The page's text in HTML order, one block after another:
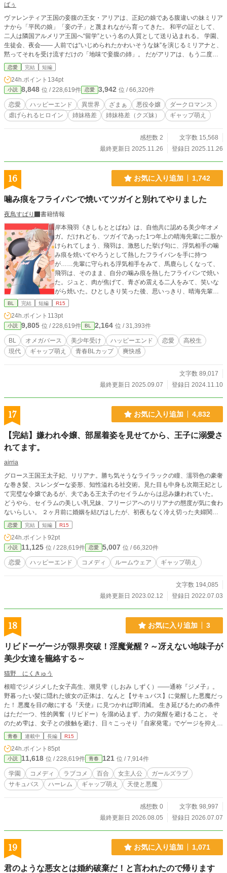
ばぅ
ヴァレンティア王国の妾腹の王女・アリアは、正妃の娘である腹違いの妹ミリア
ナから「平民の娘」「妾の子」と蔑まれながら育ってきた。 和平の証として、
二人は隣国アルメリア王国へ“留学”という名の人質として送り込まれる。 学園、
生徒会、夜会―― 人前では“いじめられたかわいそうな妹”を演じるミリアナと、
黙ってそれを受け流すだけの「地味で妾腹の姉」。 だがアリアは、もう二度と
「予備」として扱われる気はない。 この国で、自分だけの居場所と未来を手に
入れるために、静かに盤上の駒を並べ始める。 華やかな王宮と学園を舞台に、
妾腹の王女が“悪役”の座を引き受けながらも運命を書き換えようとする、少しダ
ークで甘い物語。 ⚫︎カクヨム、なろうにも投稿中
恋愛 完結 短編
24h.ポイント 134pt
小説 8,848 位 / 228,619件 恋愛 3,942 位 / 66,320件
恋愛 ハッピーエンド 異世界 ざまぁ 悪役令嬢
ダークロマンス
虐げられるヒロイン
姉妹格差 姉妹格差（クズ妹） ギャップ萌え
感想数 2
文字数 15,568
最終更新日 2025.11.26
登録日 2025.11.26
16 お気に入り追加 1,742
噛み痕をフライパンで焼いてツガイと別れてやりました
夜鳥すぱり
書籍情報
岸本飛羽《きしもととばね》は、自他共に認める美少年オメ
ガ。だけれども、ツガイであった1つ年上の晴海先輩に二股か
けられてしまう、飛羽は、激怒した挙げ句に、浮気相手の噛
み痕を焼いてやろうとして熱したフライパンを手に持つ
が……先輩に守られる浮気相手をみて、馬鹿らしくなって、
飛羽は、そのまま、自分の噛み痕を熱したフライパンで焼い
た。ジュと、肉が焦げて、青ざめ震える二人をみて、笑いな
がら焼いた。ひとしきり笑った後、思いっきり、晴海先輩に
フライパンを投げてやろうとおもったけど、できなくて、メ
て、「さよなら」ってこの世で一番冷たい声を出した。 ◆本
編完結済み 。いつもながら反応くださる皆様ありがとうござ
いました。読んでもらえて嬉しかったです。 ◆花々緒さんか
らいただいた、表紙絵と８話に挿し絵があります。なんと追
加で色を塗ってくださいました！ありがとうございます。
BL 完結 短編 R15
24h.ポイント 113pt
小説 9,805 位 / 228,619件 BL 2,164 位 / 31,393件
BL オメガバース 美少年受け ハッピーエンド 恋愛
高校生
現代
ギャップ萌え 青春BLカップ​ 爽快感
文字数 89,017
最終更新日 2025.09.07
登録日 2024.11.10
17 お気に入り追加 4,832
【完結】嫌われ令嬢、部屋着姿を見せてから、王子に溺愛さ
れてます。
airria
グロース王国王太子妃、リリアナ。勝ち気そうなライラックの瞳、濡羽色の豪奢
な巻き髪、スレンダーな姿形、知性溢れる社交術。見た目も中身も次期王妃とし
て完璧な令嬢であるが、夫である王太子のセイラムからは忌み嫌われていた。
どうやら、セイラムの美しい乳兄妹、フリージアへのリリアナの態度が気に食わ
ないらしい。 ２ヶ月前に婚姻を結びはしたが、初夜もなく冷え切った夫婦関
係。結婚も仕事の一環としか思えないリリアナは、セイラムと心が通じ合わなく
ても仕方ないし、必要ないと思い、王妃の仕事に邁進していた。 ある日、リリ
アナからのいじめを訴えるフリージアに泣きつかれたセイラムは、リリアナの自
室を電撃訪問。 あまりの剣幕に仕方なく、部屋着のままで対応すると、なんだ
かセイラムの様子がおかしくて… あの、私、自分の時間は大好きな部屋着姿で
だらけて過ごしたいのですが、なぜそんな時に限って頻繁に私の部屋にいらっし
恋愛 完結 短編 R15
24h.ポイント 92pt
小説 11,125 位 / 228,619件 恋愛 5,007 位 / 66,320件
恋愛 ハッピーエンド コメディ ルームウェア ギャップ萌え
文字数 194,085
最終更新日 2023.02.12
登録日 2022.07.03
18 お気に入り追加 3
リビドーゲージが限界突破！淫魔覚醒？～冴えない地味子が
美少女達を籠絡する～
猫野 にくきゅう
根暗でジメジメした女子高生、潮見雫（しおみ しずく）——通称『ジメ子』。
野暮ったい髪に隠れた彼女の正体は、なんと【サキュバス】に覚醒した悪魔だっ
た！ 悪魔を目の敵にする『天使』に見つかれば即消滅。 生き延びるための条件
はただ一つ、性的興奮（リビドー）を溜め込まず、力の覚醒を避けること。 そ
のため雫は、女子との接触を避け、日々こっそり『自家発電』でゲージを抑える
薄氷の日常を送っていた。 しかしある日、クラスのいじめっ子ギャルに脅さ
れ、憧れの完璧超人・美少女生徒会長の「スカートめくり」を強要されてしま
う。 迷い、焦り、限界まで跳ね上がるリビドーゲージ。 そして―― 「……あ
ら、いけない子。学校にそんなハレンチな下着をつけてくるなんて」 ゲージ10
0％突破、完全覚醒。 よわよわジメ子は、超絶肉食サキュバスへと変貌する！
昨日までのいじめっ子も、お堅い会長も、私の愛の虜（奴隷）にしてあげます♪
しかし、調子に乗って力を使っていると天使に見つかるリスクも上昇してしま
青春 連載中 長編 R15
24h.ポイント 85pt
小説 11,618 位 / 228,619件 青春 121 位 / 7,914件
学園 コメディ ラブコメ 百合 女主人公
ガールズラブ
サキュバス
ハーレム ギャップ萌え 天使と悪魔
感想数 0
文字数 98,997
最終更新日 2026.08.05
登録日 2026.07.07
19 お気に入り追加 1,071
君のような悪女とは婚約破棄だ！と言われたので帰ります